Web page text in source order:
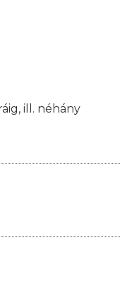
ill. néhány